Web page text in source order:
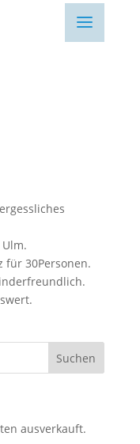
für 30Personen.
ausverkauft.